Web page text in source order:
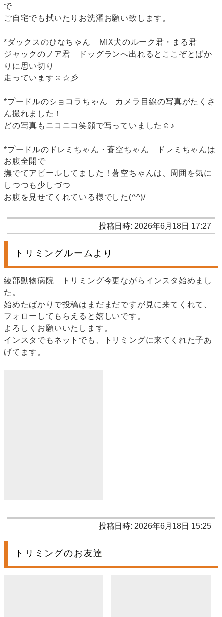
で
ご自宅でも拭いたりお洗濯お願い致します。
*ダックスのひなちゃん MIX犬のルーク君・まる君
ジャックのノア君 ドッグランへ出れるとここぞとばか
りに思い切り
走っています☺☆彡
*プードルのショコラちゃん カメラ目線の写真がたくさ
ん撮れました！
どの写真もニコニコ笑顔で写っていました☺♪
*プードルのドレミちゃん・蒼空ちゃん ドレミちゃんは
お腹全開で
撫でてアピールしてました！蒼空ちゃんは、周囲を気に
しつつも少しづつ
お腹を見せてくれている様でした(^^)/
投稿日時: 2026年6月18日 17:27
トリミングルームより
綾部動物病院 トリミング今更ながらインスタ始めまし
た。
始めたばかりで投稿はまだまだですが見に来てくれて、
フォローしてもらえると嬉しいです。
よろしくお願いいたします。
インスタでもネットでも、トリミングに来てくれた子あ
げてます。
投稿日時: 2026年6月18日 15:25
トリミングのお友達